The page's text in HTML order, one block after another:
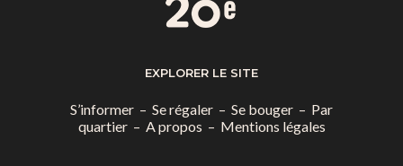
EXPLORER LE SITE
S’informer – Se régaler – Se bouger – Par
quartier– A propos – Mentions légales